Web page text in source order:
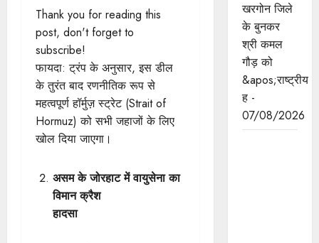
Thank you for reading this
post, don't forget to
subscribe!
फायदा: ट्रंप के अनुसार, इस डील
के तुरंत बाद रणनीतिक रूप से
महत्वपूर्ण हॉर्मुज़ स्ट्रेट (Strait of
Hormuz) को सभी जहाजों के लिए
खोल दिया जाएगा।
असम के जोरहाट में वायुसेना का
विमान क्रैश
हादसा
खरगोन जिले
के बुनकर
श्री कमल
गौड़ को
&apos;राष्ट्रीय
ह -
07/08/2026